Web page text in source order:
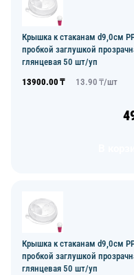
Крышка к стаканам d9,0см
пробкой заглушкой
глянцевая 50 шт/уп
13900.00 ₸ 13.90 ₸/шт
Крышка к стаканам d9,0см
пробкой заглушкой
глянцевая 50 шт/уп